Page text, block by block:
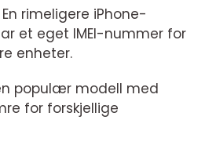
En rimeligere iPhone-
et eget IMEI-nummer for
enheter.
populær modell med
for forskjellige